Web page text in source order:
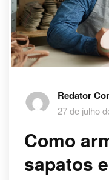
Redator
27 de julho
Como
sapatos